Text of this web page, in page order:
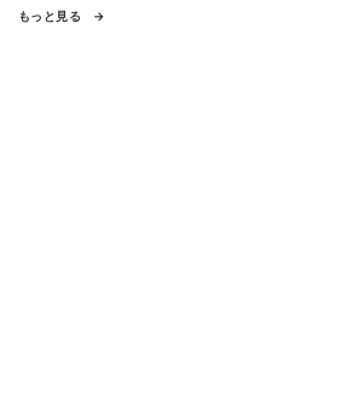
もっと見る